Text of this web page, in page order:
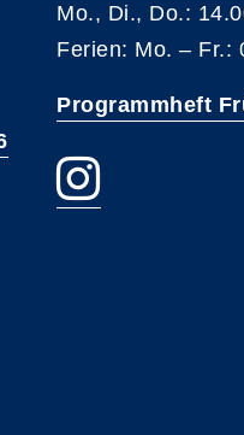
Mo., Di., Do.:
Ferien: Mo. – Fr.:
Programmheft